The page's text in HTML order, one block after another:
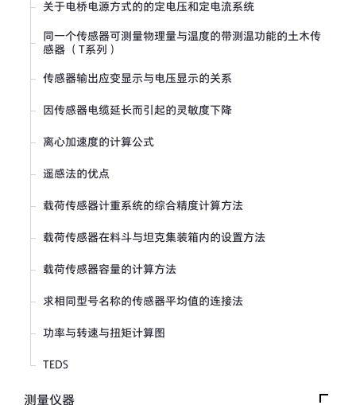
弯曲应力的测量
关于电桥电源方式的的定电压和定电流系统
同一个传感器可测量物理量与温度的带测温功能的土木传
感器 （T系列）
传感器输出应变显示与电压显示的关系
因传感器电缆延长而引起的灵敏度下降
离心加速度的计算公式
遥感法的优点
载荷传感器计重系统的综合精度计算方法
载荷传感器在料斗与坦克集装箱内的设置方法
载荷传感器容量的计算方法
求相同型号名称的传感器平均值的连接法
功率与转速与扭矩计算图
TEDS
测量仪器